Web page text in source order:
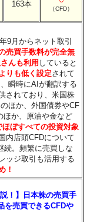
163本
（CFD）
9月からネット取引
売買手数料が完全無
んも利用 していると
りも低く設定されて
瞬時にAIが翻訳する
されており、米国株
ほか、外国債券やCF
ほか、原油や金など
ほぼすべての投資対象
内店頭CFDについて
続。頻繁に売買しな
ッジ取引も活用する
！
！】日本株の売買手
を売買できるCFDや